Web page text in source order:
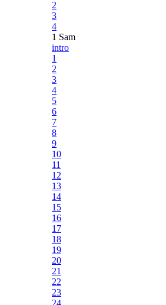
2
3
4
1 Sam
intro
1
2
3
4
5
6
7
8
9
10
11
12
13
14
15
16
17
18
19
20
21
22
23
24